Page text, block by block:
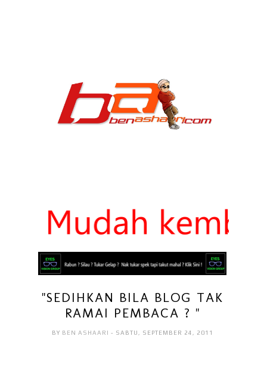
"SEDIHKAN BILA BLOG TAK
RAMAI PEMBACA ? "
BY BEN ASHAARI - SABTU, SEPTEMBER 24, 2011